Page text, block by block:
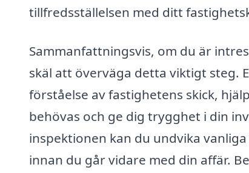
tillfredsställelsen med ditt
Sammanfattningsvis, om du är
skäl att överväga detta viktigt steg.
förståelse av fastighetens skick,
behövas och ge dig trygghet i din
inspektionen kan du undvika
innan du går vidare med din affär.